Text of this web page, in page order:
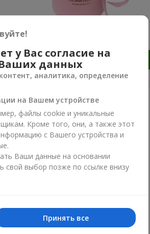
Цветы в коробке "Яркая фантазия"
2 305 грн
Корзина "Влюбленный сад"
у Вас согласие на
данных
аналитика, определение
на Вашем устройстве
файлы cookie и уникальные
Кроме того, они, а также этот
с Вашего устройства и
Ваши данные на основании
свой выбор позже по ссылке внизу
Принять все